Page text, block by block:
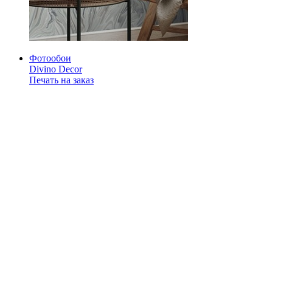
Фотообои
Divino Decor
Печать на заказ